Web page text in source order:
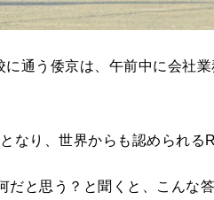
通う倭京は、午前中に会社
なり、世界からも認められ
だと思う？と聞くと、こんな